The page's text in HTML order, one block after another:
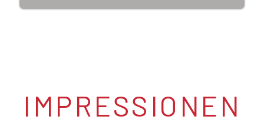
IMPRESSIONEN